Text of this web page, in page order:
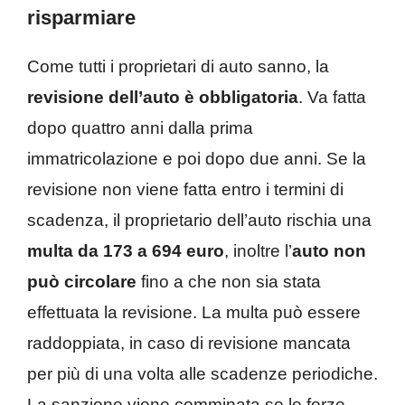
risparmiare
Come tutti i proprietari di auto sanno, la
revisione dell’auto è obbligatoria. Va fatta
dopo quattro anni dalla prima
immatricolazione e poi dopo due anni. Se la
revisione non viene fatta entro i termini di
scadenza, il proprietario dell’auto rischia una
multa da 173 a 694 euro, inoltre l’auto non
può circolare fino a che non sia stata
effettuata la revisione. La multa può essere
raddoppiata, in caso di revisione mancata
per più di una volta alle scadenze periodiche.